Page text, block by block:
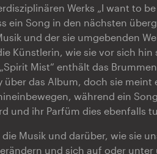
Werks „I want to be
ein Song in den nächsten
und der sie umgebenden
Künstlerin, wie sie vor sich
Mist“ enthält das
über das Album, doch sie meint
während ein
und ihr Parfüm dies ebenfalls
Musik und darüber, wie sie
und sich auf oder unter